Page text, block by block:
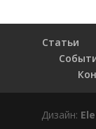
Статьи
Дизайн: